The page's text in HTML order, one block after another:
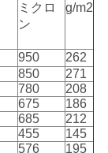
ミクロ
ン
g/m2
950
262
850
271
780
208
675
186
685
212
455
145
576
195